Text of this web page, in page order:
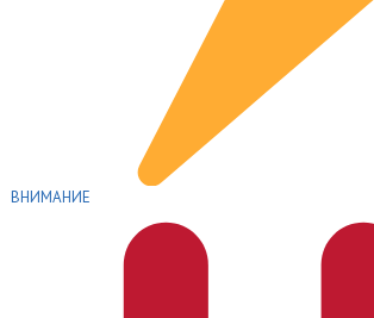
ВНИМАНИЕ